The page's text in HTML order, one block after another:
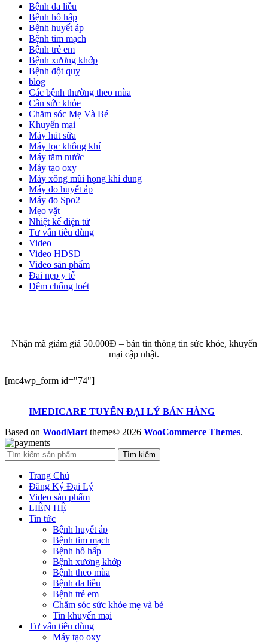
Bệnh da liễu
Bệnh hô hấp
Bệnh huyết áp
Bệnh tim mạch
Bệnh trẻ em
Bệnh xương khớp
Bệnh đột quỵ
blog
Các bệnh thường theo mùa
Cân sức khỏe
Chăm sóc Mẹ Và Bé
Khuyến mại
Máy hút sữa
Máy lọc không khí
Máy tăm nước
Máy tạo oxy
Máy xông mũi họng khí dung
Máy đo huyết áp
Máy đo Spo2
Mẹo vặt
Nhiệt kế điện tử
Tư vấn tiêu dùng
Video
Video HDSD
Video sản phẩm
Đai nẹp y tế
Đệm chống loét
Nhận mã giảm giá 50.000Đ – bản tin thông tin sức khỏe, khuyến
mại cập nhật.
[mc4wp_form id="74"]
IMEDICARE TUYỂN ĐẠI LÝ BÁN HÀNG
Based on WoodMart theme© 2026 WooCommerce Themes.
Tìm kiếm
Trang Chủ
Đăng Ký Đại Lý
Video sản phẩm
LIÊN HỆ
Tin tức
Bệnh huyết áp
Bệnh tim mạch
Bệnh hô hấp
Bệnh xương khớp
Bệnh theo mùa
Bệnh da liễu
Bệnh trẻ em
Chăm sóc sức khỏe mẹ và bé
Tin khuyến mại
Tư vấn tiêu dùng
Máy tạo oxy